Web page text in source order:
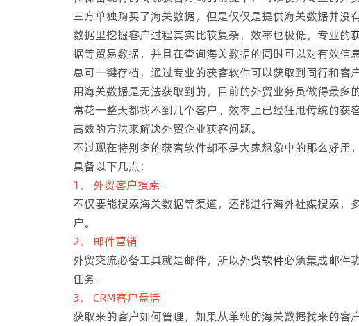
三方单独购买了海关数据，但是仅仅是提供海关数据并没
数据里挖掘客户过程其实比较复杂，效率也极低，专业的
据等贸易数据，并且在查询海关数据的同时可以对有效信
息可一键存档，通过专业的获客软件可以获取到同行和客
用海关数据是无法获取到的，目前的外贸业务员做得最多
常花一整天都找不到几个客户。效率上已经狂甩传统的获
高效的方法来解决外贸企业获客问题。
不过现在特别多的获客软件却不是大家想象中的那么好用
具备以下几点：
1、 外贸客户搜索
不仅要能搜索海关数据等渠道，还能进行海外社媒搜索，
户。
2、 邮件营销
外贸交流必备工具就是邮件，所以外贸软件必须集成邮件
任务。
3、 CRM客户盘活
获取来的客户如何管理，如果从单纯的海关数据找来的客